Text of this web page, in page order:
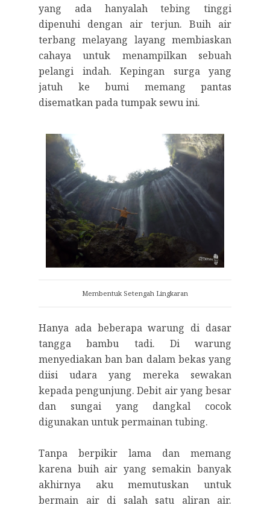
yang ada hanyalah tebing tinggi
dipenuhi dengan air terjun. Buih air
terbang melayang layang membiaskan
cahaya untuk menampilkan sebuah
pelangi indah. Kepingan surga yang
jatuh ke bumi memang pantas
disematkan pada tumpak sewu ini.
Membentuk Setengah Lingkaran
Hanya ada beberapa warung di dasar
tangga bambu tadi. Di warung
menyediakan ban ban dalam bekas yang
diisi udara yang mereka sewakan
kepada pengunjung. Debit air yang besar
dan sungai yang dangkal cocok
digunakan untuk permainan tubing.
Tanpa berpikir lama dan memang
karena buih air yang semakin banyak
akhirnya aku memutuskan untuk
bermain air di salah satu aliran air.